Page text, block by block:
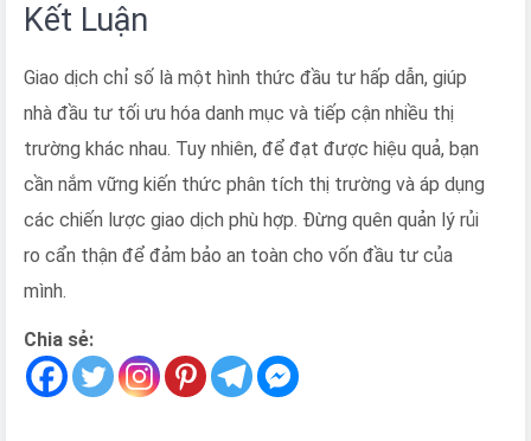
Kết Luận
Giao dịch chỉ số là một hình thức đầu tư hấp dẫn, giúp
nhà đầu tư tối ưu hóa danh mục và tiếp cận nhiều thị
trường khác nhau. Tuy nhiên, để đạt được hiệu quả, bạn
cần nắm vững kiến thức phân tích thị trường và áp dụng
các chiến lược giao dịch phù hợp. Đừng quên quản lý rủi
ro cẩn thận để đảm bảo an toàn cho vốn đầu tư của
mình.
Chia sẻ: